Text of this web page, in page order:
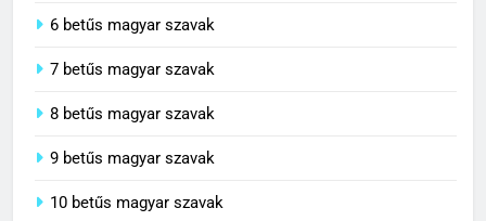
6 betűs magyar szavak
7 betűs magyar szavak
8 betűs magyar szavak
9 betűs magyar szavak
10 betűs magyar szavak